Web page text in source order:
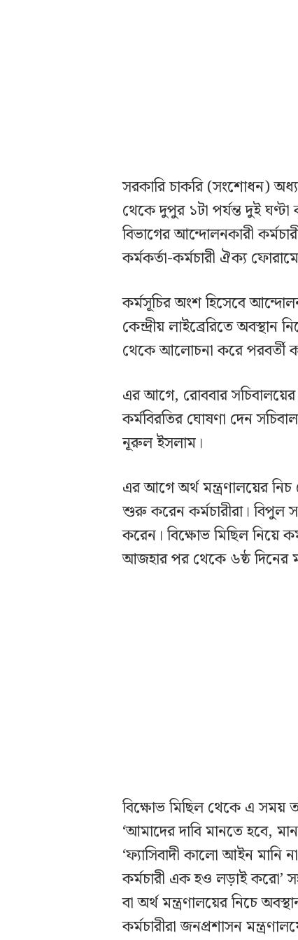
সরকারি চাকরি (সংশোধন)
থেকে দুপুর ১টা পর্যন্ত দুই ঘণ্টা
বিভাগের আন্দোলনকারী
কর্মকর্তা-কর্মচারী ঐক্য
কর্মসূচির অংশ হিসেবে
কেন্দ্রীয় লাইব্রেরিতে অবস্থান
থেকে আলোচনা করে পরবর্তী
এর আগে, রোববার
কর্মবিরতির ঘোষণা দেন
নূরুল ইসলাম।
এর আগে অর্থ মন্ত্রণালয়ের
শুরু করেন কর্মচারীরা। বিপুল
করেন। বিক্ষোভ মিছিল নিয়ে
আজহার পর থেকে ৬ষ্ঠ দিনের
বিক্ষোভ মিছিল থেকে এ সময়
‘আমাদের দাবি মানতে হবে,
‘ফ্যাসিবাদী কালো আইন মানি
কর্মচারী এক হও লড়াই করো’
বা অর্থ মন্ত্রণালয়ের নিচে
কর্মচারীরা জনপ্রশাসন